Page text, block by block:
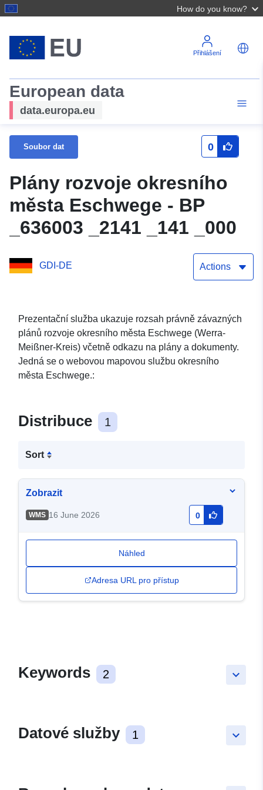
How do you know?
Přihlášení
European data
data.europa.eu
Soubor dat 0
Plány rozvoje okresního
města Eschwege - BP
_636003 _2141 _141 _000
GDI-DE Actions
Prezentační služba ukazuje rozsah právně závazných
plánů rozvoje okresního města Eschwege (Werra-
Meißner-Kreis) včetně odkazu na plány a dokumenty.
Jedná se o webovou mapovou službu okresního
města Eschwege.:
Distribuce 1
Sort
Zobrazit
WMS 16 June 2026 0
Náhled
Adresa URL pro přístup
keyboard_arrow_down
Keywords 2
keyboard_arrow_down
Datové služby 1